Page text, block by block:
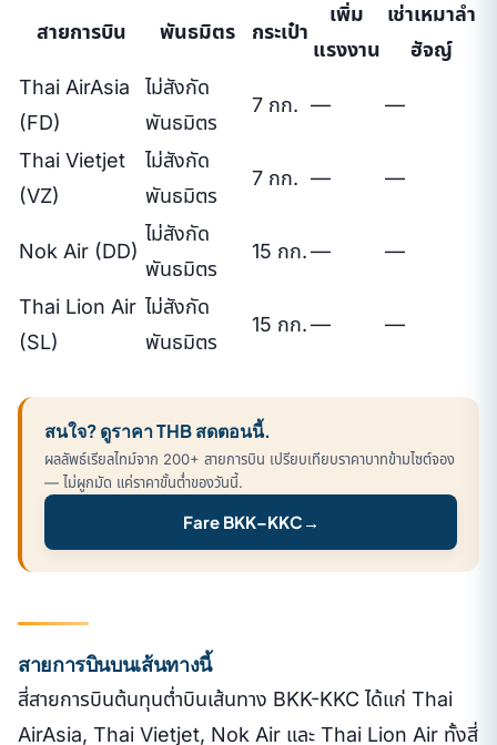
สายการบิน พันธมิตร กระเป๋า
เพิ่ม
แรงงาน
เช่าเหมาลำ
ฮัจญ์
Thai AirAsia
(FD)
ไม่สังกัด
พันธมิตร
7 กก. — —
Thai Vietjet
(VZ)
ไม่สังกัด
พันธมิตร
7 กก. — —
Nok Air (DD)
ไม่สังกัด
พันธมิตร
15 กก.— —
Thai Lion Air
(SL)
ไม่สังกัด
พันธมิตร
15 กก.— —
สนใจ? ดูราคา THB สดตอนนี้.
ผลลัพธ์เรียลไทม์จาก 200+ สายการบิน เปรียบเทียบราคาบาทข้ามไซต์จอง
— ไม่ผูกมัด แค่ราคาขั้นต่ำของวันนี้.
Fare BKK–KKC →
สายการบินบนเส้นทางนี้
สี่สายการบินต้นทุนต่ำบินเส้นทาง BKK-KKC ได้แก่ Thai
AirAsia, Thai Vietjet, Nok Air และ Thai Lion Air ทั้งสี่